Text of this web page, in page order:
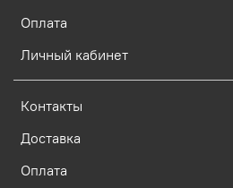
Оплата
Личный кабинет
Контакты
Доставка
Оплата